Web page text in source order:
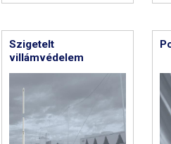
Szigetelt
villámvédelem